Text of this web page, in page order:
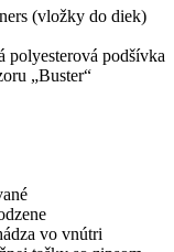
(vložky do diek)
polyesterová podšívka
„Buster“
vo vnútri